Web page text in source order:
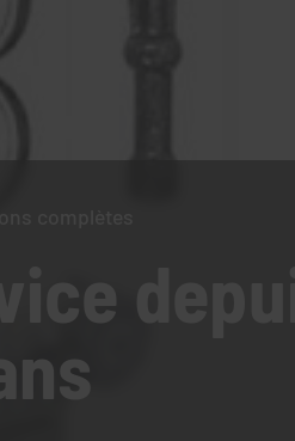
complètes
depuis